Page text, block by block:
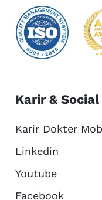
Karir &
Karir Dokter
Linkedin
Youtube
Facebook